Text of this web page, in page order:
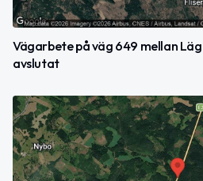
Vägarbete på väg 649 mellan
avslutat